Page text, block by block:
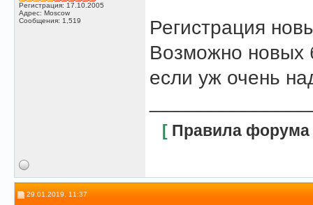
Регистрация: 17.10.2005
Адрес: Moscow
Сообщения: 1,519
Регистрация
Возможно новых
если уж очень
[ Правила форума
29.01.2019, 11:37